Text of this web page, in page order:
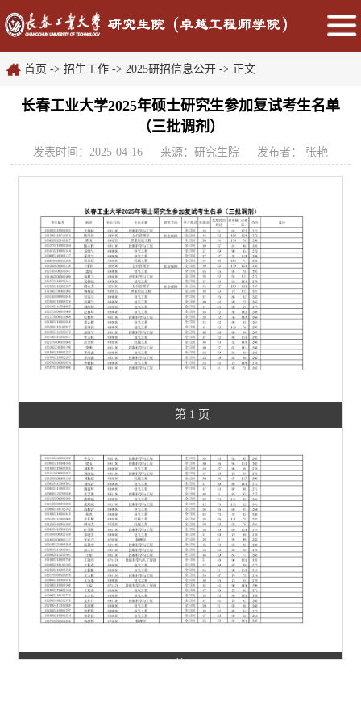
首页 -> 招生工作 -> 2025研招信息公开 -> 正文
长春工业大学2025年硕士研究生参加复试考生名单
（三批调剂）
发表时间：2025-04-16 来源：研究生院 发布者： 张艳
第 1 页